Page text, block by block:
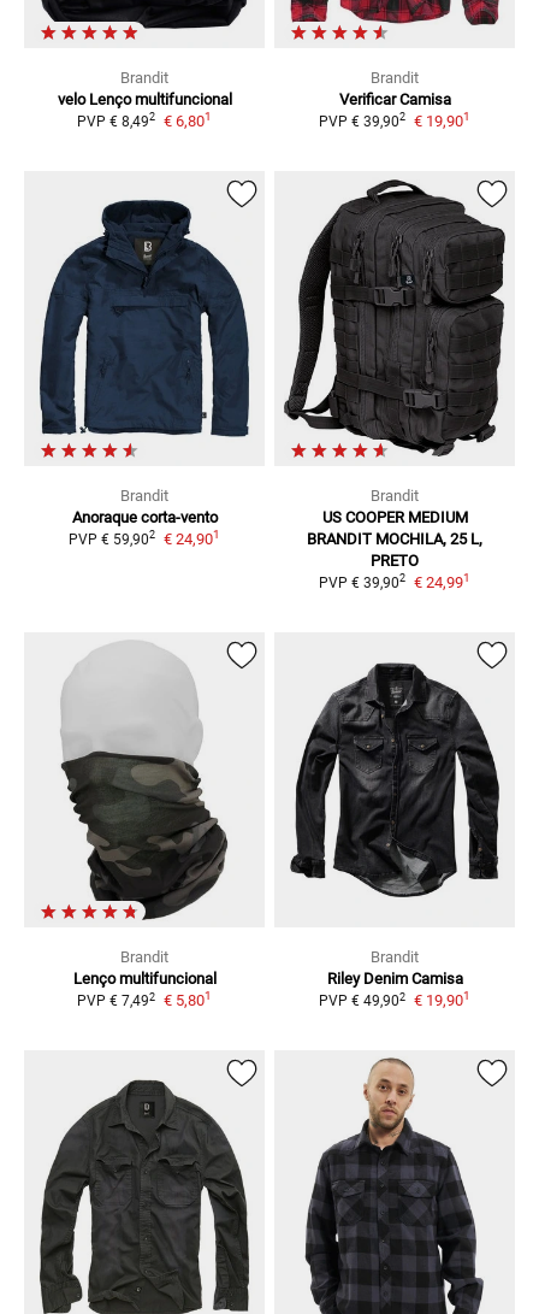
Brandit
velo Lenço multifuncional
PVP € 8,492 € 6,801
Brandit
Verificar Camisa
PVP € 39,902 € 19,901
Brandit
Anoraque corta-vento
PVP € 59,902 € 24,901
Brandit
US COOPER MEDIUM
BRANDIT MOCHILA, 25 L,
PRETO
PVP € 39,902 € 24,991
Brandit
Lenço multifuncional
PVP € 7,492 € 5,801
Brandit
Riley Denim Camisa
PVP € 49,902 € 19,901